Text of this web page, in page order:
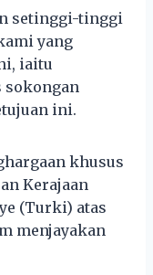
setinggi-tinggi
yang
iaitu
sokongan
ini.
khusus
Kerajaan
(Turki) atas
menjayakan